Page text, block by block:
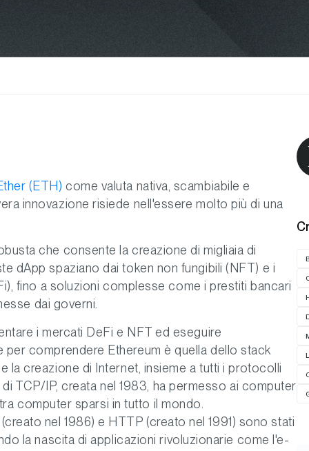
(ETH) come valuta nativa, scambiabile e
innovazione risiede nell'essere molto più di una
che consente la creazione di migliaia di
dApp spaziano dai token non fungibili (NFT) e i
fino a soluzioni complesse come i prestiti bancari
dai governi.
i mercati DeFi e NFT ed eseguire
per comprendere Ethereum è quella dello stack
la creazione di Internet, insieme a tutti i protocolli
TCP/IP, creata nel 1983, ha permesso ai computer
computer sparsi in tutto il mondo.
nel 1986) e HTTP (creato nel 1991) sono stati
la nascita di applicazioni rivoluzionarie come l'e-